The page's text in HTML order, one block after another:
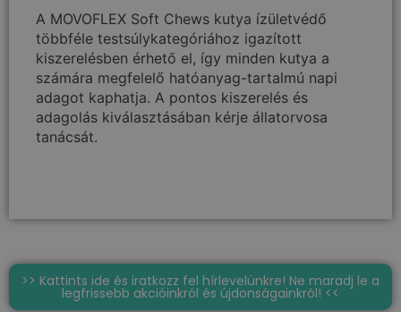
A MOVOFLEX Soft Chews kutya ízületvédő
többféle testsúlykategóriához igazított
kiszerelésben érhető el, így minden kutya a
számára megfelelő hatóanyag-tartalmú napi
adagot kaphatja. A pontos kiszerelés és
adagolás kiválasztásában kérje állatorvosa
tanácsát.
>> Kattints ide és iratkozz fel hírlevelünkre! Ne maradj le a
legfrissebb akcióinkról és újdonságainkról! <<